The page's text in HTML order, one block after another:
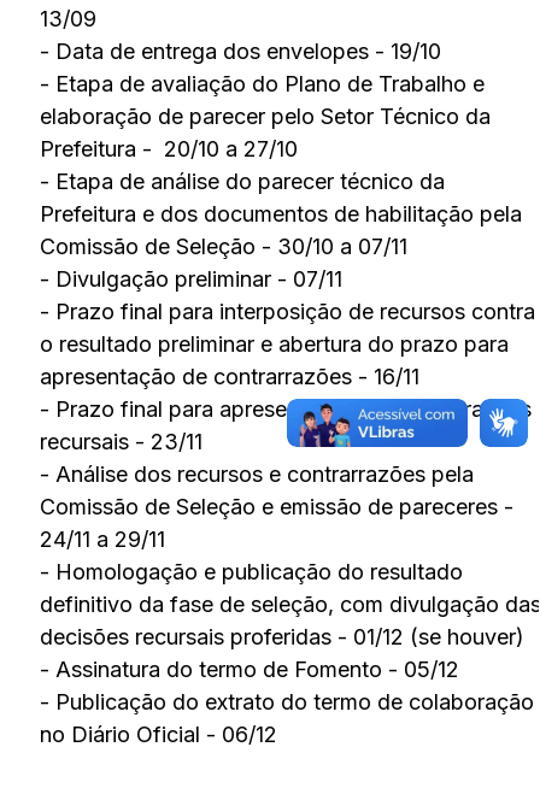
13/09
- Data de entrega dos envelopes - 19/10
- Etapa de avaliação do Plano de Trabalho e
elaboração de parecer pelo Setor Técnico da
Prefeitura - 20/10 a 27/10
- Etapa de análise do parecer técnico da
Prefeitura e dos documentos de habilitação pela
Comissão de Seleção - 30/10 a 07/11
- Divulgação preliminar - 07/11
- Prazo final para interposição de recursos contra
o resultado preliminar e abertura do prazo para
apresentação de contrarrazões - 16/11
- Prazo final para apresentação de contrarrazões
recursais - 23/11
- Análise dos recursos e contrarrazões pela
Comissão de Seleção e emissão de pareceres -
24/11 a 29/11
- Homologação e publicação do resultado
definitivo da fase de seleção, com divulgação das
decisões recursais proferidas - 01/12 (se houver)
- Assinatura do termo de Fomento - 05/12
- Publicação do extrato do termo de colaboração
no Diário Oficial - 06/12